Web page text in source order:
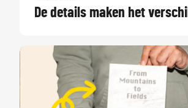
De details maken het verschil